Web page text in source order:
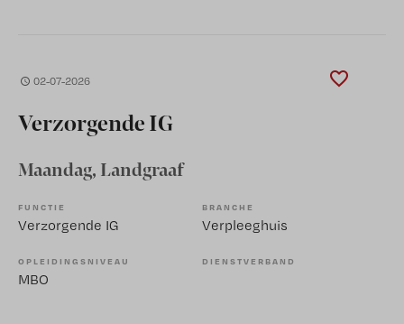
02-07-2026
Verzorgende IG
Maandag, Landgraaf
FUNCTIE
Verzorgende IG
BRANCHE
Verpleeghuis
OPLEIDINGSNIVEAU
MBO
DIENSTVERBAND